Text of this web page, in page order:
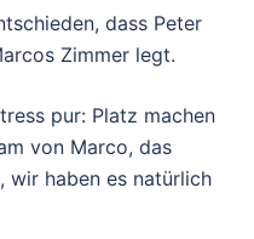
dass Peter
Zimmer legt.
pur: Platz machen
von Marco, das
wir haben es natürlich